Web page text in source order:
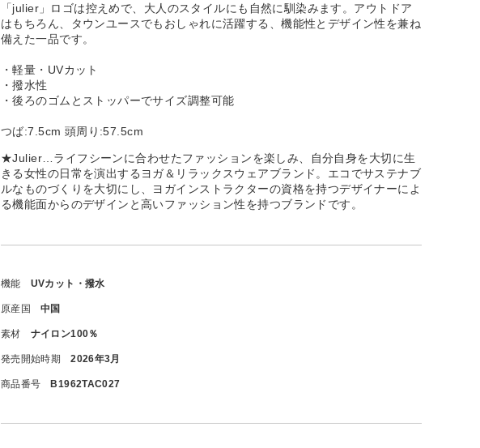
「julier」ロゴは控えめで、大人のスタイルにも自然に馴染みます。アウトドア
はもちろん、タウンユースでもおしゃれに活躍する、機能性とデザイン性を兼ね
備えた一品です。
・軽量・UVカット
・撥水性
・後ろのゴムとストッパーでサイズ調整可能
つば:7.5cm 頭周り:57.5cm
★Julier…ライフシーンに合わせたファッションを楽しみ、自分自身を大切に生
きる女性の日常を演出するヨガ＆リラックスウェアブランド。エコでサステナブ
ルなものづくりを大切にし、ヨガインストラクターの資格を持つデザイナーによ
る機能面からのデザインと高いファッション性を持つブランドです。
機能 UVカット・撥水
原産国 中国
素材 ナイロン100％
発売開始時期 2026年3月
商品番号 B1962TAC027